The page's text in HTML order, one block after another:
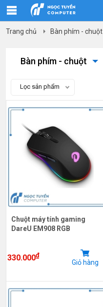
Trang chủ Bàn phím - chuột
Bàn phím - chuột
Lọc sản phẩm
Chuột máy tính gaming
DareU EM908 RGB
330.000₫
Giỏ hàng